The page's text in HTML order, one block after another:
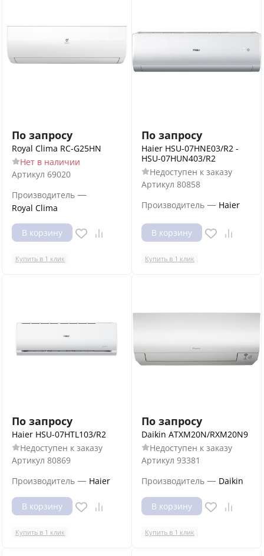
По запросу
Royal Clima RC-G25HN
Нет в наличии
Артикул 69020
Производитель —
Royal Clima
В корзину
Купить в 1 клик
По запросу
Haier HSU-07HNE03/R2 -
HSU-07HUN403/R2
Недоступен к заказу
Артикул 80858
Производитель — Haier
В корзину
Купить в 1 клик
По запросу
Haier HSU-07HTL103/R2
Недоступен к заказу
Артикул 80869
Производитель — Haier
В корзину
Купить в 1 клик
По запросу
Daikin ATXM20N/RXM20N9
Недоступен к заказу
Артикул 93381
Производитель — Daikin
В корзину
Купить в 1 клик